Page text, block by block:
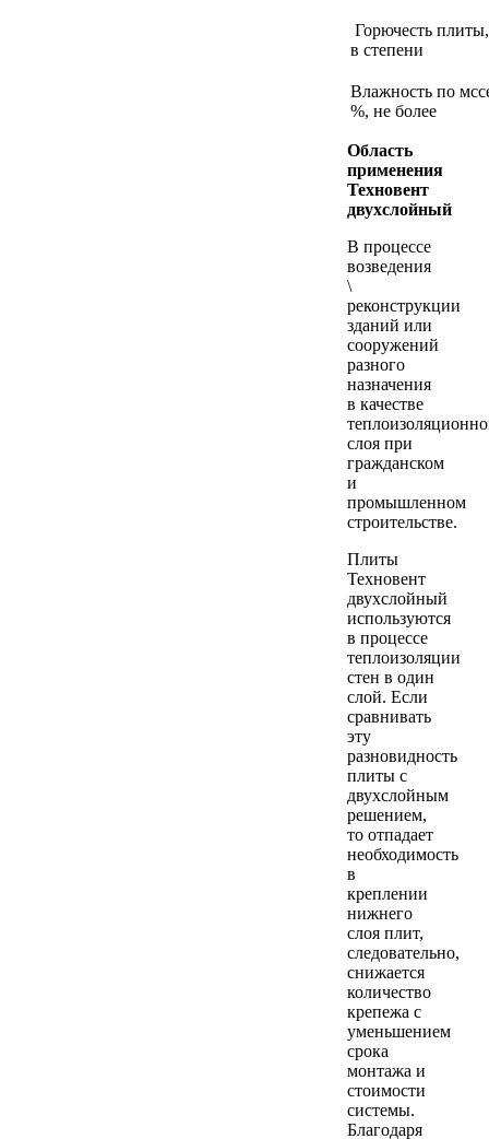
Горючесть плиты,
в степени
Влажность по
%, не более
Область
применения
Техновент
двухслойный
В процессе
возведения
\
реконструкции
зданий или
сооружений
разного
назначения
в качестве
слоя при
гражданском
и
промышленном
строительстве.
Плиты
Техновент
двухслойный
используются
в процессе
теплоизоляции
стен в один
слой. Если
сравнивать
эту
разновидность
плиты с
двухслойным
решением,
то отпадает
необходимость
в
креплении
нижнего
слоя плит,
следовательно,
снижается
количество
крепежа с
уменьшением
срока
монтажа и
стоимости
системы.
Благодаря